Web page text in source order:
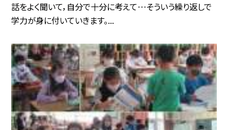
話をよく聞いて，自分で十分に考えて…そういう繰り返しで
学力が身に付いていきます。...